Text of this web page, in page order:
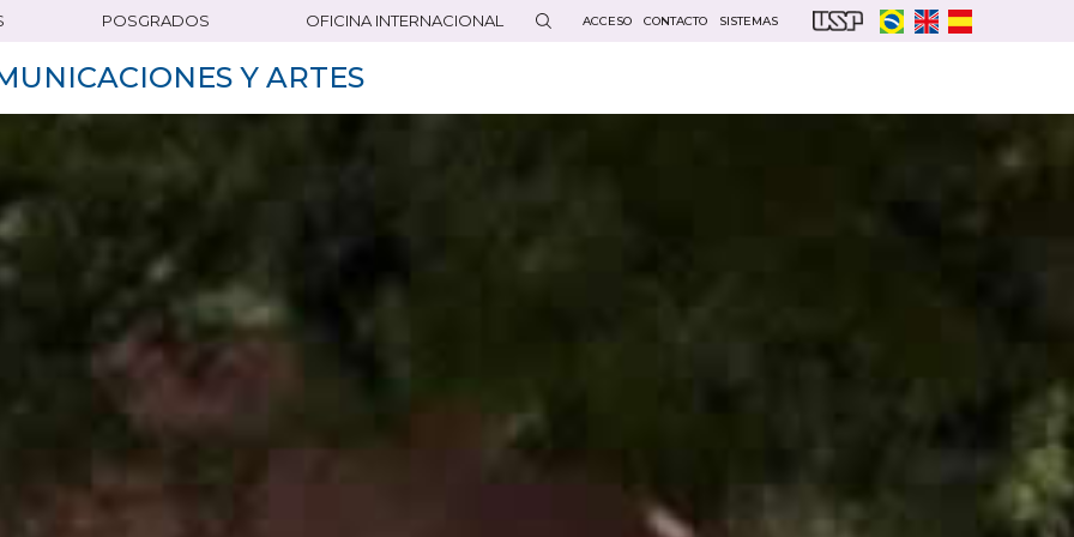
POSGRADOS OFICINA INTERNACIONAL ACCESO CONTACTO SISTEMAS
Y ARTES